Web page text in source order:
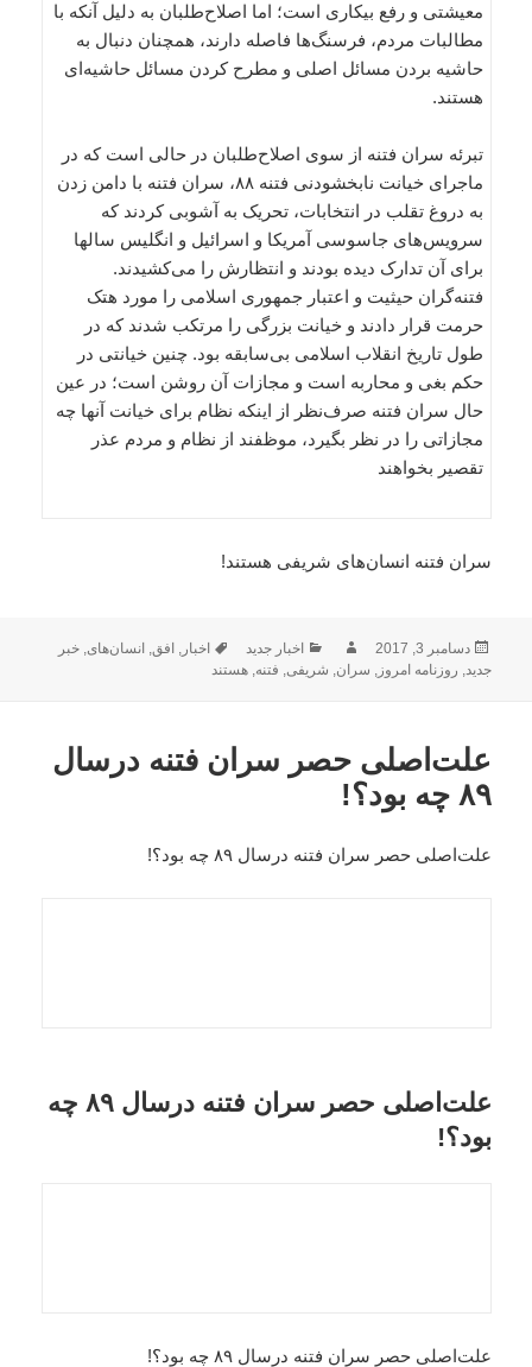
معیشتی و رفع بیکاری است؛ اما اصلاح‌طلبان به دلیل آنکه با
مطالبات مردم، فرسنگ‌ها فاصله دارند، همچنان دنبال به
حاشیه بردن مسائل اصلی و مطرح کردن مسائل حاشیه‌ای
هستند.
تبرئه سران فتنه از سوی اصلاح‌طلبان در حالی است که در
ماجرای خیانت نابخشودنی فتنه ۸۸، سران فتنه با دامن زدن
به دروغ تقلب در انتخابات، تحریک به آشوبی کردند که
سرویس‌های جاسوسی آمریکا و اسرائیل و انگلیس سالها
برای آن تدارک دیده بودند و انتظارش را می‌کشیدند.
فتنه‌گران حیثیت و اعتبار جمهوری اسلامی را مورد هتک
حرمت قرار دادند و خیانت بزرگی را مرتکب شدند که در
طول تاریخ انقلاب اسلامی بی‌سابقه بود. چنین خیانتی در
حکم بغی و محاربه است و مجازات آن روشن است؛ در عین
حال سران فتنه صرف‌نظر از اینکه نظام برای خیانت آنها چه
مجازاتی را در نظر بگیرد، موظفند از نظام و مردم عذر
تقصیر بخواهند
سران فتنه انسان‌های شریفی هستند!
ارسال
شده
دسامبر 3, 2017 نویسندهدسته‌ها
اخبار جدید برچسب‌ها
اخبار, افق, انسان‌های,خبر
جدید, روزنامه امروز, سران, شریفی, فتنه,هستند
علت‌اصلی حصر سران فتنه درسال
۸۹ چه بود؟!
علت‌اصلی حصر سران فتنه درسال ۸۹ چه بود؟!
علت‌اصلی حصر سران فتنه درسال ۸۹ چه
بود؟!
علت‌اصلی حصر سران فتنه درسال ۸۹ چه بود؟!